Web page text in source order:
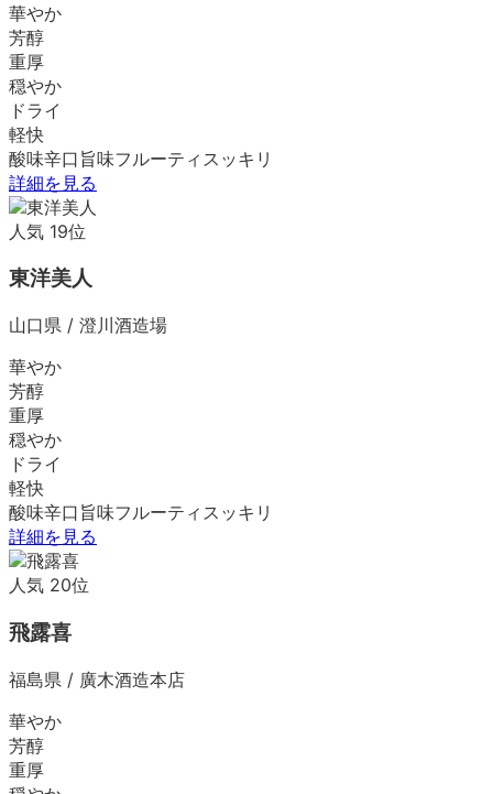
華やか
芳醇
重厚
穏やか
ドライ
軽快
酸味辛口 旨味フルーティ スッキリ
詳細を見る
人気 19位
東洋美人
山口県 / 澄川酒造場
華やか
芳醇
重厚
穏やか
ドライ
軽快
酸味辛口 旨味フルーティ スッキリ
詳細を見る
人気 20位
飛露喜
福島県 / 廣木酒造本店
華やか
芳醇
重厚